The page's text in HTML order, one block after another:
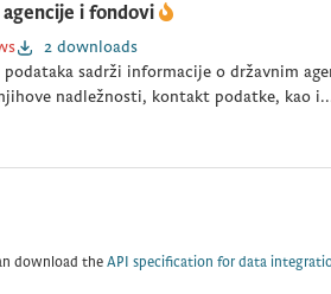
i fondovi
2 downloads
podataka sadrži informacije o državnim
nadležnosti, kontakt podatke, kao
download theAPI specification for data